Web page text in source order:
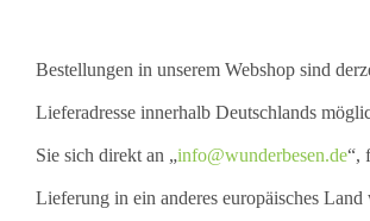
Bestellungen in unserem Webshop sind
Lieferadresse innerhalb Deutschlands
Sie sich direkt an „info@wunderbesen.de“,
Lieferung in ein anderes europäisches